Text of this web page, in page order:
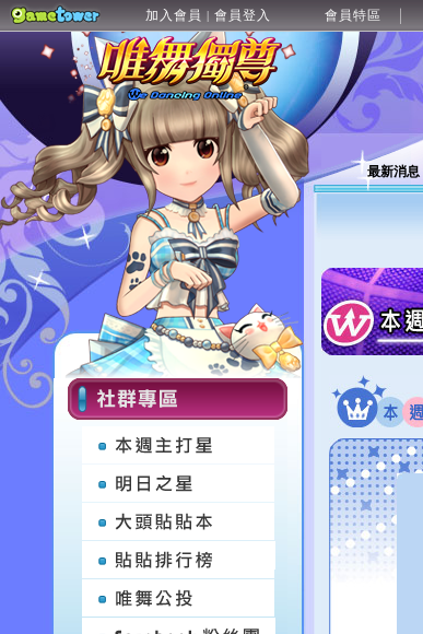
加入會員 | 會員登入 會員特區
最新消息